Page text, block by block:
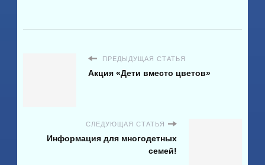
ПРЕДЫДУЩАЯ СТАТЬЯ
Акция «Дети вместо цветов»
СЛЕДУЮЩАЯ СТАТЬЯ
Информация для многодетных
семей!